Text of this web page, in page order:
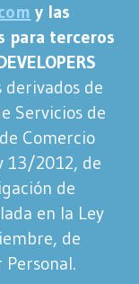
y las
para terceros
de
Servicios de
Comercio
13/2012, de
de
en la Ley
de